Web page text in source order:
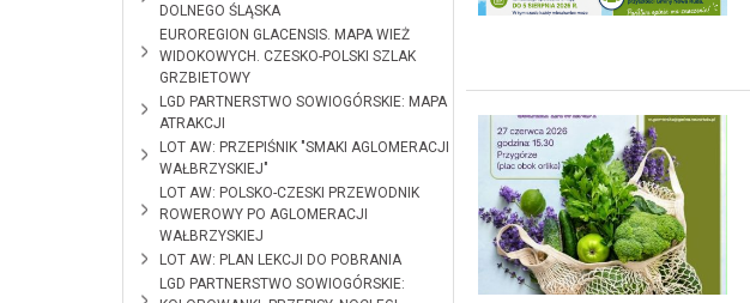
DOLNEGO ŚLĄSKA
2024-10-28
EUROREGION GLACENSIS. MAPA WIEŻ
WIDOKOWYCH. CZESKO-POLSKI SZLAK
GRZBIETOWY
2024-09-
09
LGD PARTNERSTWO SOWIOGÓRSKIE: MAPA
ATRAKCJI
2024-01-11
LOT AW: PRZEPIŚNIK "SMAKI AGLOMERACJI
WAŁBRZYSKIEJ"
2023-12-08
LOT AW: POLSKO-CZESKI PRZEWODNIK
ROWEROWY PO AGLOMERACJI
WAŁBRZYSKIEJ
2023-09-11
LOT AW: PLAN LEKCJI DO POBRANIA
2023-03-29
LGD PARTNERSTWO SOWIOGÓRSKIE: